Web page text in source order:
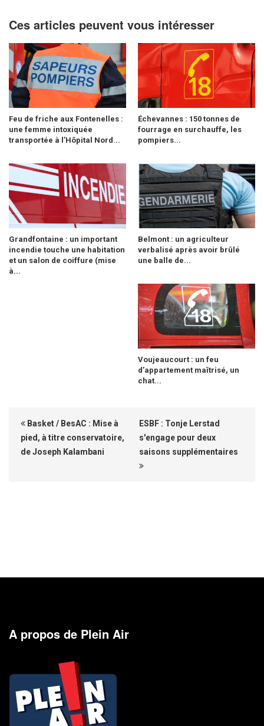
Ces articles peuvent vous intéresser
Feu de friche aux Fontenelles :
une femme intoxiquée
transportée à l’Hôpital Nord...
Échevannes : 150 tonnes de
fourrage en surchauffe, les
pompiers...
Grandfontaine : un important
incendie touche une habitation
et un salon de coiffure (mise
à...
Belmont : un agriculteur
verbalisé après avoir brûlé
une balle de...
Voujeaucourt : un feu
d’appartement maîtrisé, un
chat...
Basket / BesAC : Mise à
pied, à titre conservatoire,
de Joseph Kalambani
ESBF : Tonje Lerstad
s'engage pour deux
saisons supplémentaires
A propos de Plein Air